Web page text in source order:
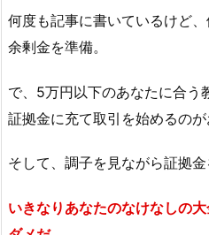
何度も記事に書いているけど
余剰金を準備。
で、5万円以下のあなたに合う
証拠金に充て取引を始めるのが
そして、調子を見ながら証拠金
いきなりあなたのなけなしの